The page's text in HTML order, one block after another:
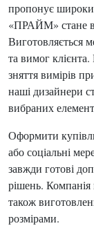
пропонує
«ПРАЙМ» стане
Виготовляється
та вимог
зняття вимірів
наші дизайнери
вибраних
Оформити
або соціальні
завжди готові
рішень. Компанія
також
розмірами.